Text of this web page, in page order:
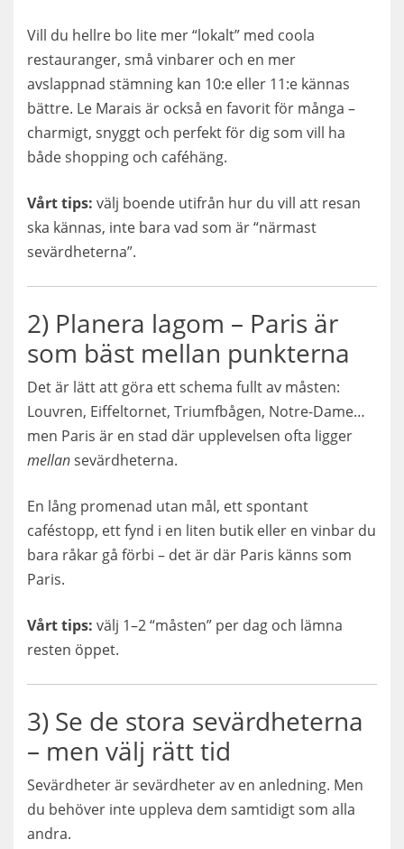
Vill du hellre bo lite mer “lokalt” med coola
restauranger, små vinbarer och en mer
avslappnad stämning kan 10:e eller 11:e kännas
bättre. Le Marais är också en favorit för många –
charmigt, snyggt och perfekt för dig som vill ha
både shopping och caféhäng.
Vårt tips: välj boende utifrån hur du vill att resan
ska kännas, inte bara vad som är “närmast
sevärdheterna”.
2) Planera lagom – Paris är
som bäst mellan punkterna
Det är lätt att göra ett schema fullt av måsten:
Louvren, Eiffeltornet, Triumfbågen, Notre-Dame…
men Paris är en stad där upplevelsen ofta ligger
mellansevärdheterna.
En lång promenad utan mål, ett spontant
caféstopp, ett fynd i en liten butik eller en vinbar du
bara råkar gå förbi – det är där Paris känns som
Paris.
Vårt tips: välj 1–2 “måsten” per dag och lämna
resten öppet.
3) Se de stora sevärdheterna
– men välj rätt tid
Sevärdheter är sevärdheter av en anledning. Men
du behöver inte uppleva dem samtidigt som alla
andra.